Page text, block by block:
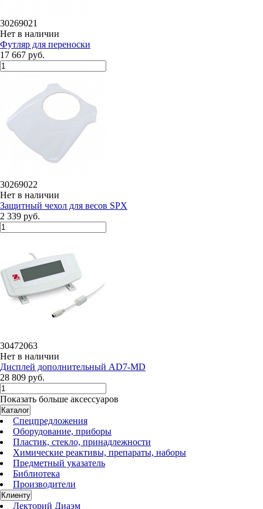
30269021
Нет в наличии
Футляр для переноски
17 667 руб.
30269022
Нет в наличии
Защитный чехол для весов SPX
2 339 руб.
30472063
Нет в наличии
Дисплей дополнительный AD7-MD
28 809 руб.
Показать больше аксессуаров
Каталог
Спецпредложения
Оборудование, приборы
Пластик, стекло, принадлежности
Химические реактивы, препараты, наборы
Предметный указатель
Библиотека
Производители
Клиенту
Лекторий Диаэм